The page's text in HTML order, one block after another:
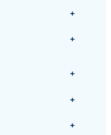
+
+
+
+
+